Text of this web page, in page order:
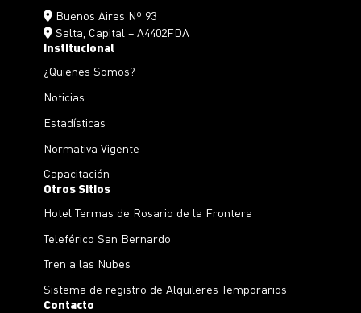
Buenos Aires Nº 93
Salta, Capital – A4402FDA
Institucional
¿Quienes Somos?
Noticias
Estadísticas
Normativa Vigente
Capacitación
Otros Sitios
Hotel Termas de Rosario de la Frontera
Teleférico San Bernardo
Tren a las Nubes
Sistema de registro de Alquileres Temporarios
Contacto